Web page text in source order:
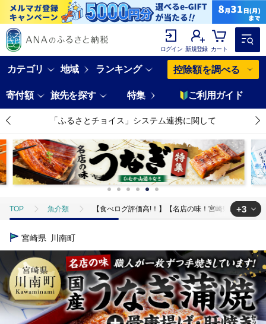
ログイン 新規登録 カート
カテゴリ 地域 ランキング 控除額を調べる
寄付額 旅先を探す 特集 ご利用ガイド
「ふるさとチョイス」システム連携に関して
TOP 魚介類 【食べログ評価高!！】【名店の味！宮崎県産鰻】
TOP
加工食品 惣菜・レトルト 【食べログ評価高!！】【名
TOP 加工食品 ほかの加工食品 【食べログ評価高!！】【名
+3
宮崎県 川南町